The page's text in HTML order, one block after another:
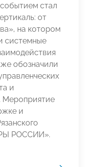
стал
от
на котором
системные
обозначили
и
Мероприятие
и
РОССИИ».